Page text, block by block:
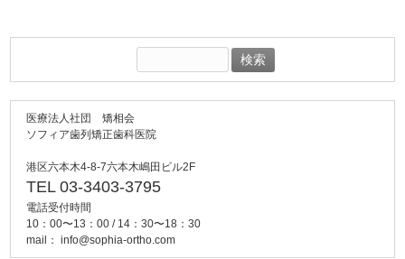
索:
医療法人社団 矯相会
ソフィア歯列矯正歯科医院
港区六本木4-8-7六本木嶋田ビル2F
TEL 03-3403-3795
電話受付時間
10：00〜13：00 / 14：30〜18：30
mail：info@sophia-ortho.com